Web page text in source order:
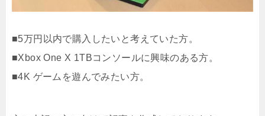
■5万円以内で購入したいと考えていた方。
■Xbox One X 1TBコンソールに興味のある方。
■4K ゲームを遊んでみたい方。